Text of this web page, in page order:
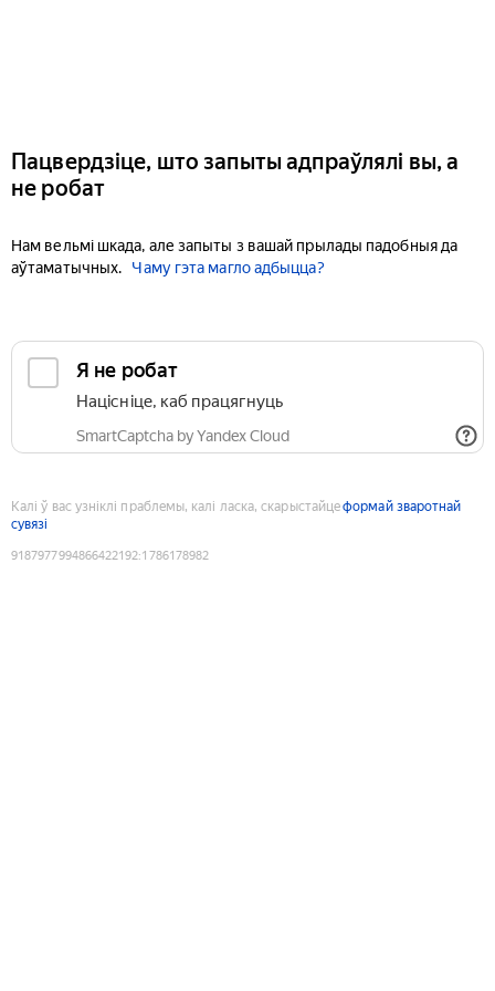
Пацвердзіце, што запыты адпраўлялі вы, а
не робат
Нам вельмі шкада, але запыты з вашай прылады падобныя да
аўтаматычных.
Чаму гэта магло адбыцца?
Я не робат
Націсніце, каб працягнуць
SmartCaptcha by Yandex Cloud
Калі ў вас узніклі праблемы, калі ласка, скарыстайцеформай зваротнай
сувязі
9187977994866422192:1786178982